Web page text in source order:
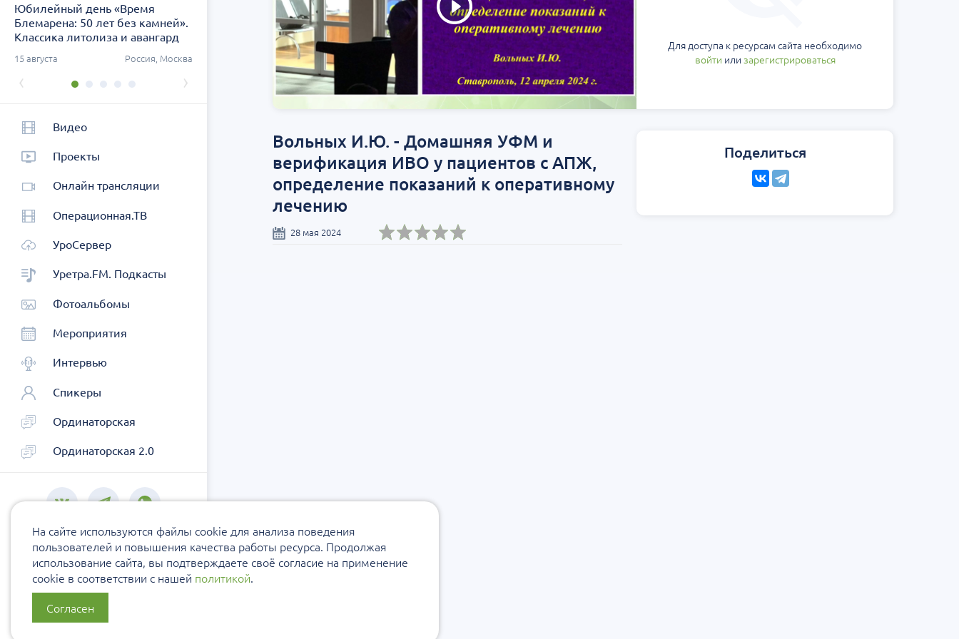
Юбилейный день «Время
Блемарена: 50 лет без камней».
Классика литолиза и авангард
Россия, Москва
15 августа
Заседание ДОК «АСПЕКТ»:
СЗФО. Актуальные вопросы
Россия, Санкт-Петербург
Научно-практическая
региональная интернет-
конференция «УроМикс»
Россия, Хабаровск
28 августа
Научно-практическая
конференция «Урология на 360°.
Экосистема в частной
медицине»
Россия, Москва
04 сентября Россия, Екатеринбург
07 сентября
‹ ›
Видео
Проекты
Онлайн трансляции
Операционная.ТВ
УроСервер
Уретра.FM. Подкасты
Фотоальбомы
Мероприятия
Интервью
Спикеры
Ординаторская
Ординаторская 2.0
Для доступа к ресурсам сайта необходимо
войти или зарегистрироваться
Поделиться
Вольных И.Ю. - Домашняя УФМ и
верификация ИВО у пациентов с АПЖ,
определение показаний к оперативному
лечению
28 мая 2024
На сайте используются файлы cookie для анализа поведения
пользователей и повышения качества работы ресурса. Продолжая
использование сайта, вы подтверждаете своё согласие на применение
cookie в соответствии с нашей политикой.
Согласен